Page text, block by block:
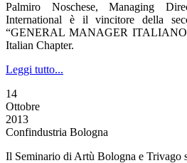
Palmiro Noschese, Managing
International è il vincitore della
“GENERAL MANAGER ITALIANO
Italian Chapter.
Leggi tutto...
14
Ottobre
2013
Confindustria Bologna
Il Seminario di Artù Bologna e Trivago